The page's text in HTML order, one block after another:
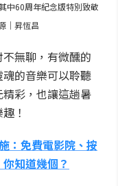
中60周年紀念版特別致敬
｜昇恆昌
無聊，有微醺的
的音樂可以聆聽
彩，也讓這趟暑
！
：免費電影院、按
知道幾個？